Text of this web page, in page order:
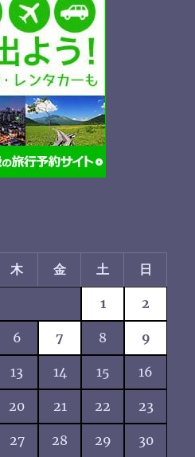
木 金 土 日
1 2
6 7 8 9
13 14 15 16
20 21 22 23
27 28 29 30